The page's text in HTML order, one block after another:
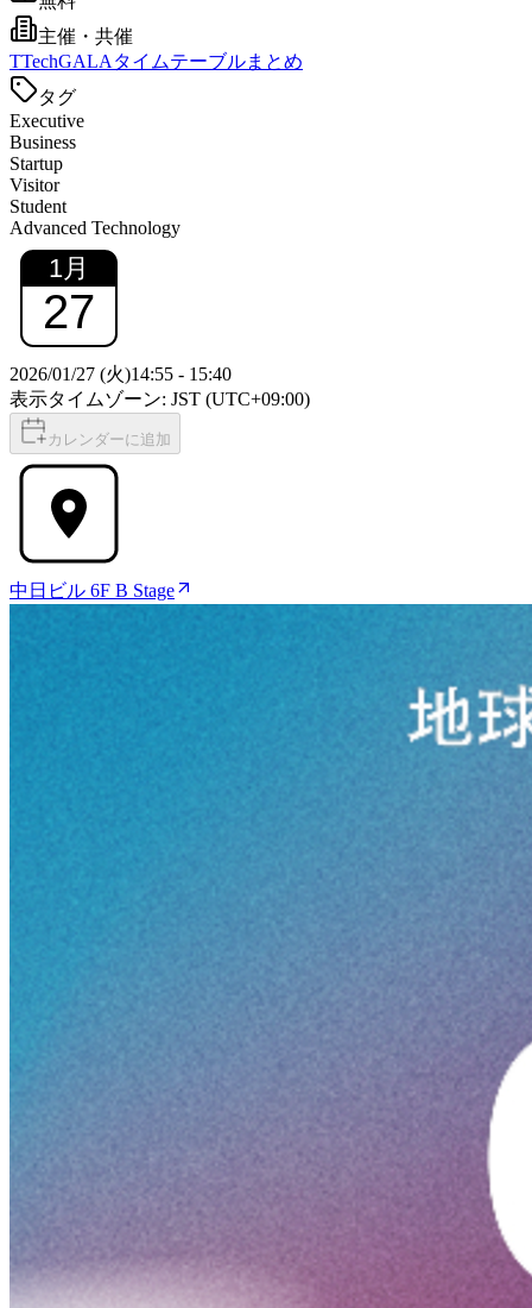
主催・共催
TTechGALAタイムテーブルまとめ
タグ
Executive
Business
Startup
Visitor
Student
Advanced Technology
1月
27
2026/01/27 (火)14:55 - 15:40
表示タイムゾーン: JST (UTC+09:00)
カレンダーに追加
中日ビル 6F B Stage